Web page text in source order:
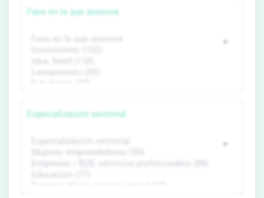
Fase en la que asesora
Especialización sectorial